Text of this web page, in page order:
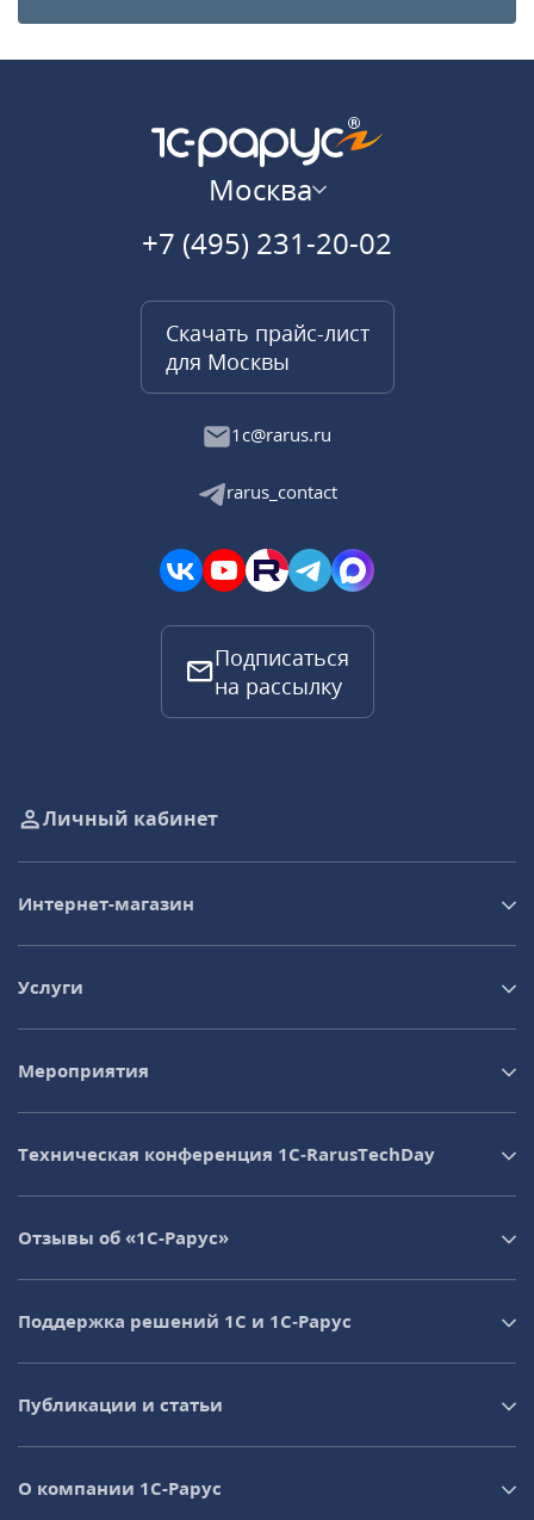
Москва
+7 (495) 231-20-02
Скачать прайс-лист
для Москвы
1c@rarus.ru
rarus_contact
Подписаться
на рассылку
Личный кабинет
Интернет-магазин
Услуги
Мероприятия
Техническая конференция 1C‑RarusTechDay
Отзывы об «1С-Рарус»
Поддержка решений 1С и 1С‑Рарус
Публикации и статьи
О компании 1C-Рарус